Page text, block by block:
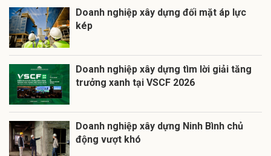
Doanh nghiệp xây dựng đối mặt áp lực
kép
Doanh nghiệp xây dựng tìm lời giải tăng
trưởng xanh tại VSCF 2026
Doanh nghiệp xây dựng Ninh Bình chủ
động vượt khó